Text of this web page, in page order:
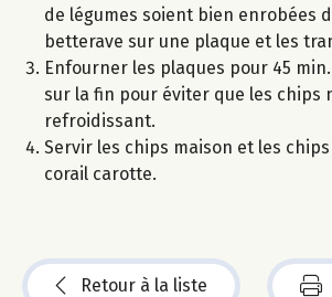
de légumes soient bien enrobées
betterave sur une plaque et les
Enfourner les plaques pour 45
sur la fin pour éviter que les
refroidissant.
Servir les chips maison et les
corail carotte.
Retour à la liste